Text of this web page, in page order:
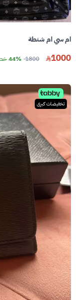
ام سي ام شنطة
1000
1800 44% خصم
تخفيضات كبرى